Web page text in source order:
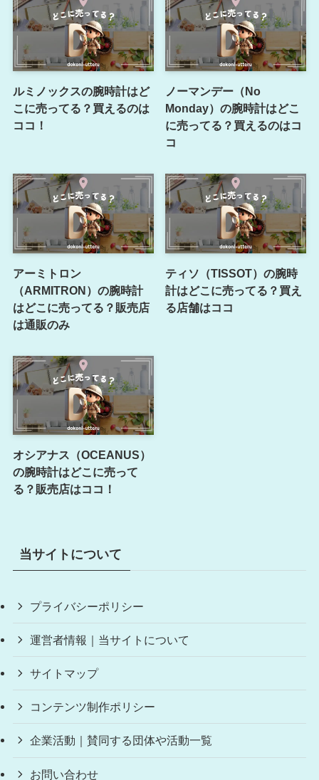
ルミノックスの腕時計はど
こに売ってる？買えるのは
ココ！
ノーマンデー（No
Monday）の腕時計はどこ
に売ってる？買えるのはコ
コ
アーミトロン
（ARMITRON）の腕時計
はどこに売ってる？販売店
は通販のみ
ティソ（TISSOT）の腕時
計はどこに売ってる？買え
る店舗はココ
オシアナス（OCEANUS）
の腕時計はどこに売って
る？販売店はココ！
当サイトについて
プライバシーポリシー
運営者情報｜当サイトについて
サイトマップ
コンテンツ制作ポリシー
企業活動｜賛同する団体や活動一覧
お問い合わせ